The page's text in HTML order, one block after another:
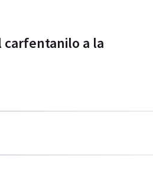
carfentanilo a la